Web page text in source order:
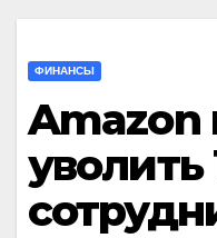
ФИНАНСЫ
Amazon
уволить